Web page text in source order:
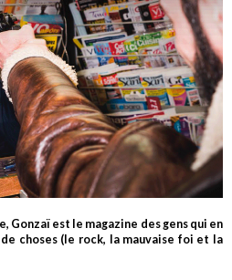
Gonzaï est le magazine des gens qui en
choses (le rock, la mauvaise foi et la